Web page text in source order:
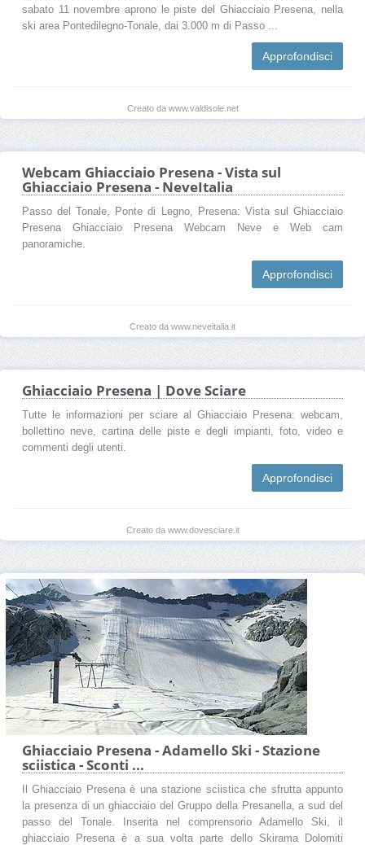
sabato 11 novembre aprono le piste del Ghiacciaio Presena, nella
ski area Pontedilegno-Tonale, dai 3.000 m di Passo ...
Approfondisci
Creato da www.valdisole.net
Webcam Ghiacciaio Presena - Vista sul
Ghiacciaio Presena - NeveItalia
Passo del Tonale, Ponte di Legno, Presena: Vista sul Ghiacciaio
Presena Ghiacciaio Presena Webcam Neve e Web cam
panoramiche.
Approfondisci
Creato da www.neveitalia.it
Ghiacciaio Presena | Dove Sciare
Tutte le informazioni per sciare al Ghiacciaio Presena: webcam,
bollettino neve, cartina delle piste e degli impianti, foto, video e
commenti degli utenti.
Approfondisci
Creato da www.dovesciare.it
Ghiacciaio Presena - Adamello Ski - Stazione
sciistica - Sconti ...
Il Ghiacciaio Presena è una stazione sciistica che sfrutta appunto
la presenza di un ghiacciaio del Gruppo della Presanella, a sud del
passo del Tonale. Inserita nel comprensorio Adamello Ski, il
ghiacciaio Presena è a sua volta parte dello Skirama Dolomiti